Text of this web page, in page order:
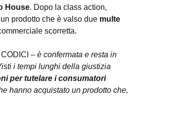
House. Dopo la class action,
prodotto che è valso due multe
scorretta.
– è confermata e resta in
i tempi lunghi della giustizia
per tutelare i consumatori
hanno acquistato un prodotto che,